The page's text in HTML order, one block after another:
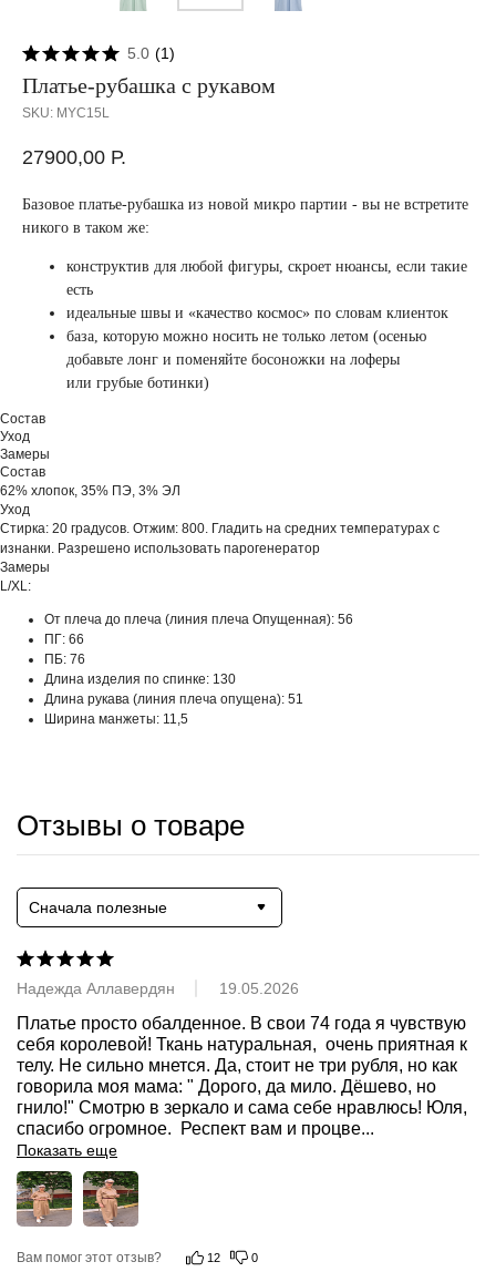
5.0 (1)
Платье-рубашка с рукавом
SKU: MYC15L
27900,00 Р.
Базовое платье-рубашка из новой микро партии - вы не встретите
никого в таком же:
конструктив для любой фигуры, скроет нюансы, если такие
есть
идеальные швы и «качество космос» по словам клиенток
база, которую можно носить не только летом (осенью
добавьте лонг и поменяйте босоножки на лоферы
или грубые ботинки)
Состав
Уход
Замеры
Состав
62% хлопок, 35% ПЭ, 3% ЭЛ
Уход
Стирка: 20 градусов. Отжим: 800. Гладить на средних температурах с
изнанки. Разрешено использовать парогенератор
Замеры
L/XL:
От плеча до плеча (линия плеча Опущенная): 56
ПГ: 66
ПБ: 76
Длина изделия по спинке: 130
Длина рукава (линия плеча опущена): 51
Ширина манжеты: 11,5
Отзывы о товаре
Сначала полезные
Надежда Аллавердян 19.05.2026
Платье просто обалденное. В свои 74 года я чувствую
себя королевой! Ткань натуральная,  очень приятная к
телу. Не сильно мнется. Да, стоит не три рубля, но как
говорила моя мама: " Дорого, да мило. Дёшево, но
гнило!" Смотрю в зеркало и сама себе нравлюсь! Юля,
спасибо огромное.  Респект вам и процве...
Показать еще
Вам помог этот отзыв? 12 0